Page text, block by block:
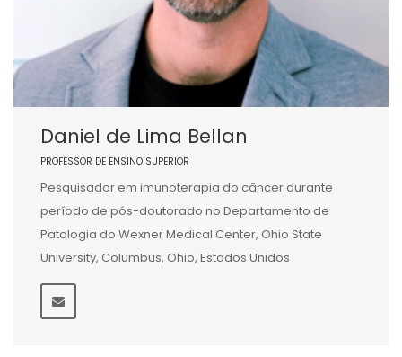
Daniel de Lima Bellan
PROFESSOR DE ENSINO SUPERIOR
Pesquisador em imunoterapia do câncer durante
período de pós-doutorado no Departamento de
Patologia do Wexner Medical Center, Ohio State
University, Columbus, Ohio, Estados Unidos